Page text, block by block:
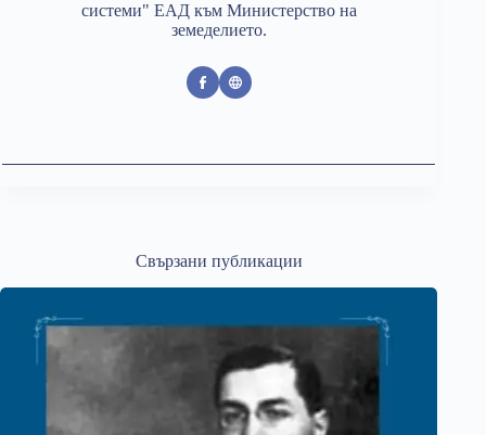
системи" ЕАД към Министерство на
земеделието.
Свързани публикации